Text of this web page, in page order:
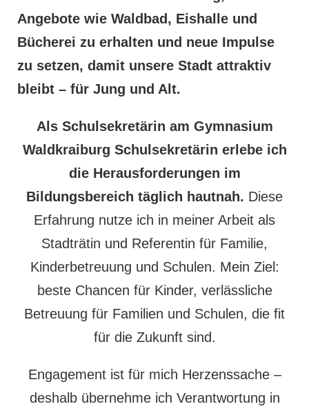
Angebote wie Waldbad, Eishalle und
Bücherei zu erhalten und neue Impulse
zu setzen, damit unsere Stadt attraktiv
bleibt – für Jung und Alt.
Als Schulsekretärin am Gymnasium
Waldkraiburg Schulsekretärin erlebe ich
die Herausforderungen im
Bildungsbereich täglich hautnah. Diese
Erfahrung nutze ich in meiner Arbeit als
Stadträtin und Referentin für Familie,
Kinderbetreuung und Schulen. Mein Ziel:
beste Chancen für Kinder, verlässliche
Betreuung für Familien und Schulen, die fit
für die Zukunft sind.
Engagement ist für mich Herzenssache –
deshalb übernehme ich Verantwortung in